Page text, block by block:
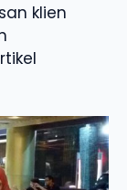
klien